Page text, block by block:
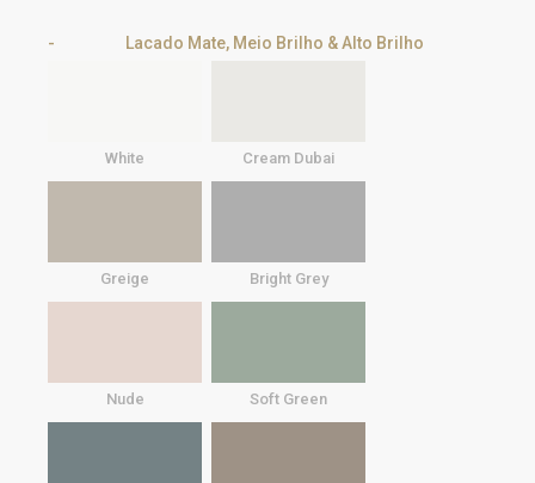
Lacado Mate, Meio Brilho & Alto Brilho
White Cream Dubai
Greige Bright Grey
Nude Soft Green